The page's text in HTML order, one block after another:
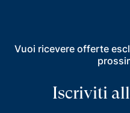
Vuoi ricevere offerte
Iscriviti